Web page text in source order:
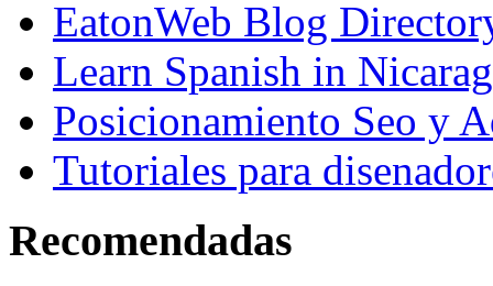
EatonWeb Blog
Learn Spanish in
Posicionamiento Seo y
Tutoriales para
Recomendadas